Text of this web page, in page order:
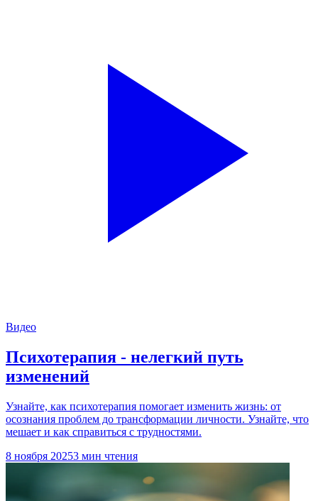
Видео
Психотерапия - нелегкий путь
изменений
Узнайте, как психотерапия помогает изменить жизнь: от
осознания проблем до трансформации личности. Узнайте, что
мешает и как справиться с трудностями.
8 ноября 20253 мин чтения